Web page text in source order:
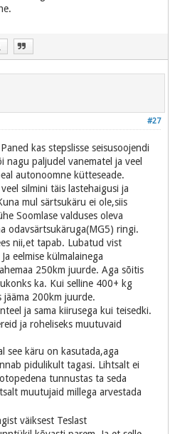
#27
kas stepslisse seisusoojendi
nagu paljudel vanematel ja veel
autonoomne kütteseade.
silmini täis lastehaigusi ja
mul särtsukäru ei ole,siis
Soomlase valduses oleva
odavsärtsukäruga(MG5) ringi.
nii,et tapab. Lubatud vist
eelmise külmalainega
250km juurde. Aga sõitis
ka. Kui selline 400+ kg
jääma 200km juurde.
ja sama kiirusega kui teisedki.
ja roheliseks muutuvaid
see käru on kasutada,aga
pidulikult tagasi. Lihtsalt ei
tunnustas ta seda
muutujaid millega arvestada
väiksest Teslast